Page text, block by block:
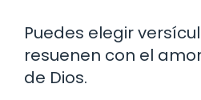
Puedes elegir
resuenen con el
de Dios.